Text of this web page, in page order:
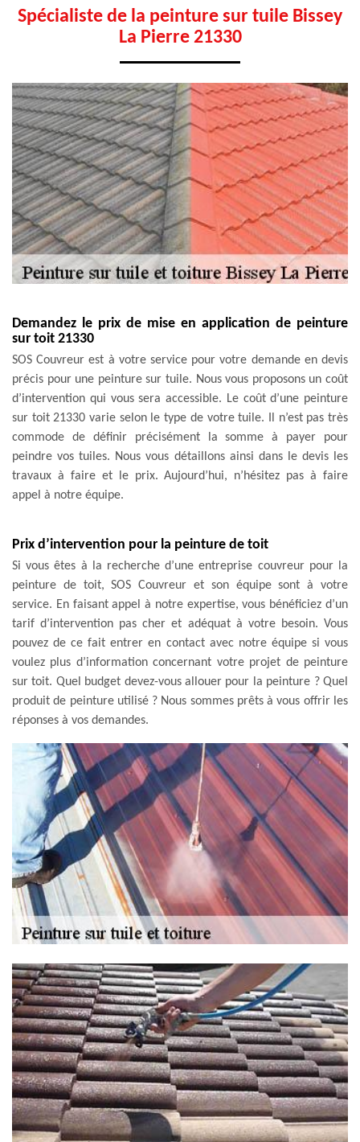
Spécialiste de la peinture sur tuile Bissey
La Pierre 21330
Demandez le prix de mise en application de peinture
sur toit 21330
SOS Couvreur est à votre service pour votre demande en devis
précis pour une peinture sur tuile. Nous vous proposons un coût
d’intervention qui vous sera accessible. Le coût d’une peinture
sur toit 21330 varie selon le type de votre tuile. Il n’est pas très
commode de définir précisément la somme à payer pour
peindre vos tuiles. Nous vous détaillons ainsi dans le devis les
travaux à faire et le prix. Aujourd’hui, n’hésitez pas à faire
appel à notre équipe.
Prix d’intervention pour la peinture de toit
Si vous êtes à la recherche d’une entreprise couvreur pour la
peinture de toit, SOS Couvreur et son équipe sont à votre
service. En faisant appel à notre expertise, vous bénéficiez d’un
tarif d’intervention pas cher et adéquat à votre besoin. Vous
pouvez de ce fait entrer en contact avec notre équipe si vous
voulez plus d’information concernant votre projet de peinture
sur toit. Quel budget devez-vous allouer pour la peinture ? Quel
produit de peinture utilisé ? Nous sommes prêts à vous offrir les
réponses à vos demandes.